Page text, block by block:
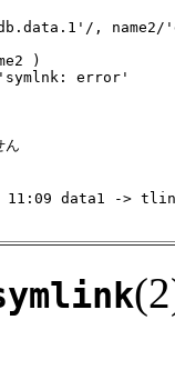
, name2/
)
error'
ん
11:09 data1 ->